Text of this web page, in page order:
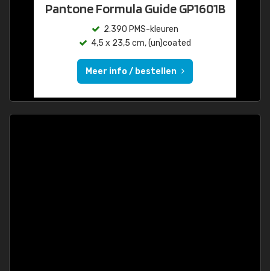
Pantone Formula Guide GP1601B
2.390 PMS-kleuren
4,5 x 23,5 cm, (un)coated
Meer info / bestellen